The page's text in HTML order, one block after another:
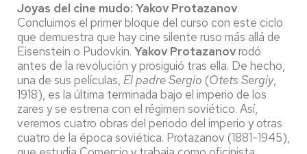
Joyas del cine mudo: Yakov Protazanov.
Concluimos el primer bloque del curso con este ciclo
que demuestra que hay cine silente ruso más allá de
Eisenstein o Pudovkin. Yakov Protazanovrodó
antes de la revolución y prosiguió tras ella. De hecho,
una de sus películas, El padre Sergio (Otets Sergiy,
1918), es la última terminada bajo el imperio de los
zares y se estrena con el régimen soviético. Así,
veremos cuatro obras del periodo del imperio y otras
cuatro de la época soviética. Protazanov (1881-1945),